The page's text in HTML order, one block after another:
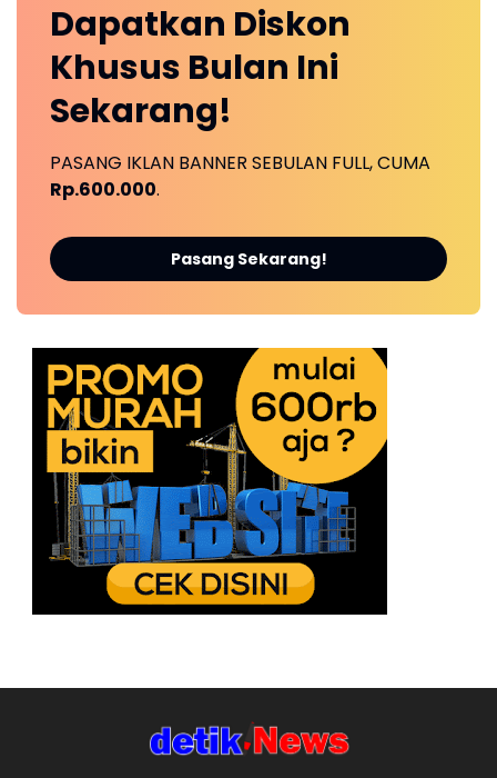
Dapatkan Diskon
Khusus Bulan Ini
Sekarang!
PASANG IKLAN BANNER SEBULAN FULL, CUMA
Rp.600.000.
Pasang Sekarang!